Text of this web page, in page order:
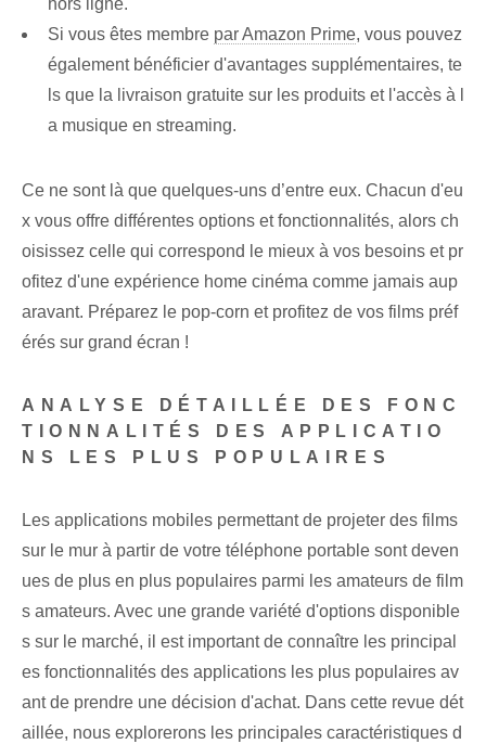
hors ligne.
Si vous êtes membre par Amazon Prime, vous pouvez
également bénéficier d'avantages supplémentaires, te
ls que la livraison gratuite sur les produits et l'accès à l
a musique en streaming.
Ce ne sont là que quelques-uns d’entre eux. Chacun d'eu
x vous offre différentes options et fonctionnalités, alors ch
oisissez celle qui correspond le mieux à vos besoins et pr
ofitez d'une expérience home cinéma comme jamais aup
aravant. Préparez le pop-corn et profitez de vos films préf
érés sur grand écran !
ANALYSE DÉTAILLÉE DES FONC
TIONNALITÉS DES APPLICATIO
NS LES PLUS POPULAIRES
Les applications mobiles permettant de projeter des films
sur le mur à partir de votre téléphone portable sont deven
ues de plus en plus populaires parmi les amateurs de film
s amateurs. Avec une grande variété d'options disponible
s sur le marché, il est important de connaître les principal
es fonctionnalités des applications les plus populaires av
ant de prendre une décision d'achat. Dans cette revue dét
aillée, nous explorerons les principales caractéristiques d